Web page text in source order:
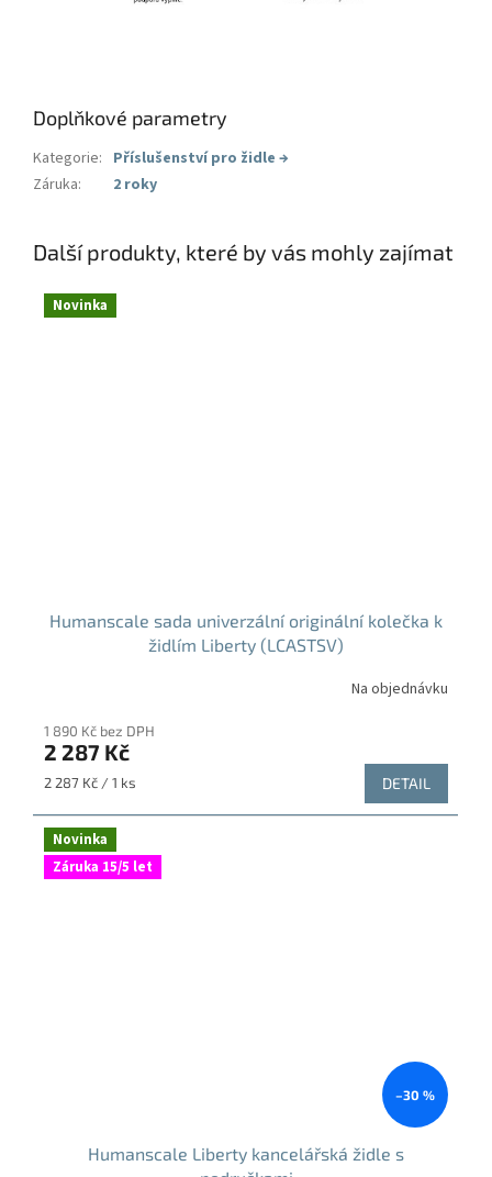
Doplňkové parametry
Kategorie: Příslušenství pro židle →
Záruka: 2 roky
Další produkty, které by vás mohly zajímat
Novinka
Humanscale sada univerzální originální kolečka k
židlím Liberty (LCASTSV)
Na objednávku
1 890 Kč bez DPH
2 287 Kč
Měrná
2 287 Kč / 1 ks DETAIL
Novinka
Záruka 15/5 let
–30 %
Humanscale Liberty kancelářská židle s